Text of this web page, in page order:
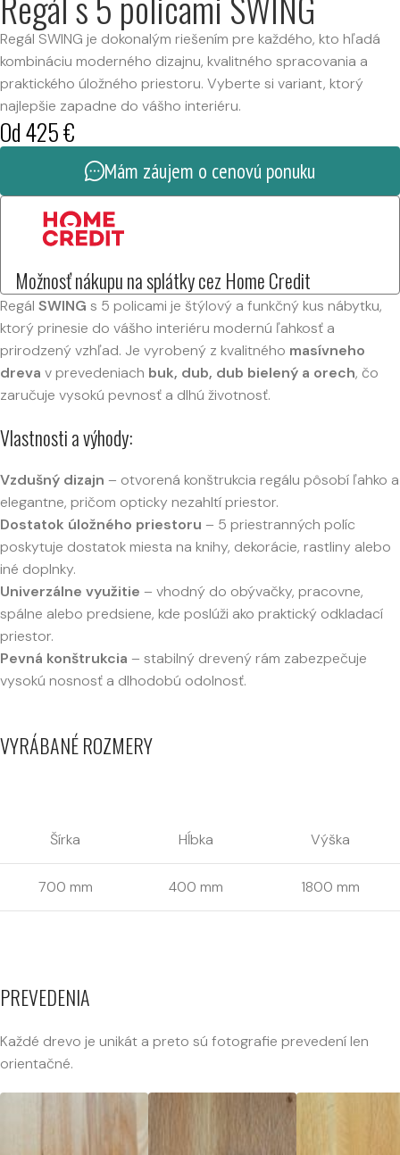
Regál SWING je dokonalým riešením pre každého, kto hľadá
kombináciu moderného dizajnu, kvalitného spracovania a
praktického úložného priestoru. Vyberte si variant, ktorý
najlepšie zapadne do vášho interiéru.
Od425€
Mám záujem o cenovú ponuku
Možnosť nákupu na splátky cez Home Credit
Regál SWING s 5 policami je štýlový a funkčný kus nábytku,
ktorý prinesie do vášho interiéru modernú ľahkosť a
prirodzený vzhľad. Je vyrobený z kvalitného masívneho
dreva v prevedeniach buk, dub, dub bielený a orech, čo
zaručuje vysokú pevnosť a dlhú životnosť.
Vlastnosti a výhody:
Vzdušný dizajn – otvorená konštrukcia regálu pôsobí ľahko a
elegantne, pričom opticky nezahltí priestor.
Dostatok úložného priestoru – 5 priestranných políc
poskytuje dostatok miesta na knihy, dekorácie, rastliny alebo
iné doplnky.
Univerzálne využitie – vhodný do obývačky, pracovne,
spálne alebo predsiene, kde poslúži ako praktický odkladací
priestor.
Pevná konštrukcia – stabilný drevený rám zabezpečuje
vysokú nosnosť a dlhodobú odolnosť.
VYRÁBANÉ ROZMERY
Šírka Hĺbka Výška
700 mm 400 mm 1800 mm
PREVEDENIA
Každé drevo je unikát a preto sú fotografie prevedení len
orientačné.